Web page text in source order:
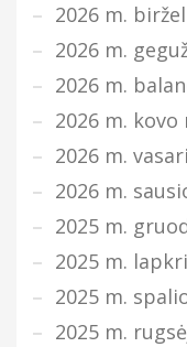
2026 m.
2026 m.
2026 m.
2026 m. kovo
2026 m.
2026 m.
2025 m.
2025 m.
2025 m.
2025 m.